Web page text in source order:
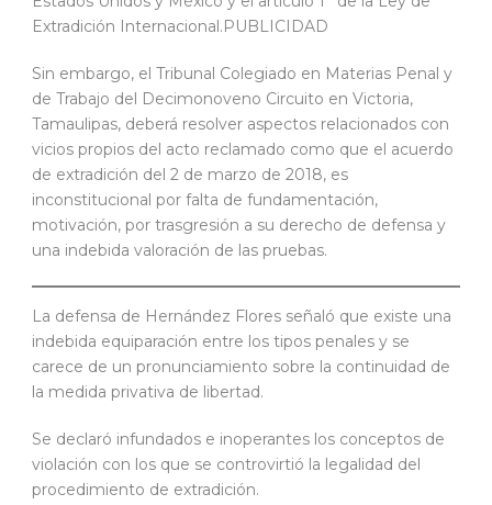
Extradición Internacional.PUBLICIDAD
Sin embargo, el Tribunal Colegiado en Materias Penal y
de Trabajo del Decimonoveno Circuito en Victoria,
Tamaulipas, deberá resolver aspectos relacionados con
vicios propios del acto reclamado como que el acuerdo
de extradición del 2 de marzo de 2018, es
inconstitucional por falta de fundamentación,
motivación, por trasgresión a su derecho de defensa y
una indebida valoración de las pruebas.
La defensa de Hernández Flores señaló que existe una
indebida equiparación entre los tipos penales y se
carece de un pronunciamiento sobre la continuidad de
la medida privativa de libertad.
Se declaró infundados e inoperantes los conceptos de
violación con los que se controvirtió la legalidad del
procedimiento de extradición.